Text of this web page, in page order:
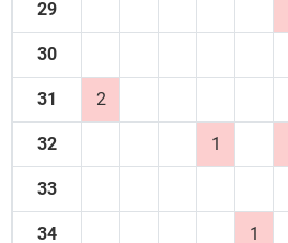
29
30
31 2
32 1
33
34 1